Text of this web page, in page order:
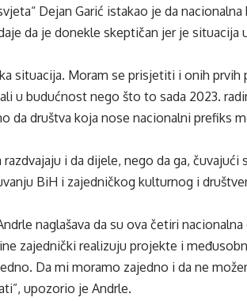
Dejan Garić istakao je da
da je donekle skeptičan jer je situacija
situacija. Moram se prisjetiti i onih prvih
u budućnost nego što to sada 2023.
da društva koja nose nacionalni prefiks
i da dijele, nego da ga,
BiH i zajedničkog kulturnog i
naglašava da su ova četiri
zajednički realizuju projekte i
Da mi moramo zajedno i da ne
upozorio je Andrle.